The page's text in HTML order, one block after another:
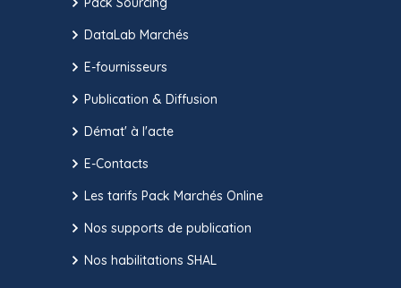
DataLab Marchés
E-fournisseurs
Publication & Diffusion
Démat' à l'acte
E-Contacts
Les tarifs Pack Marchés Online
Nos supports de publication
Nos habilitations SHAL